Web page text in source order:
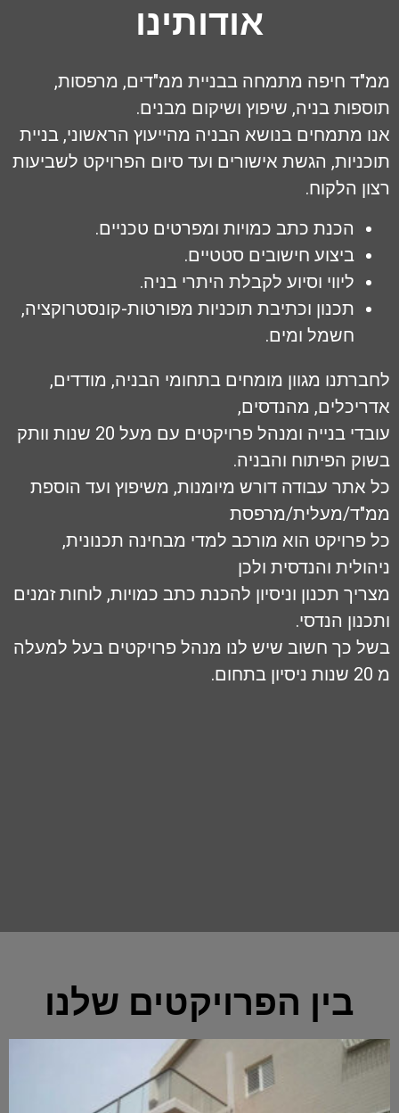
אודותינו
חיפה מתמחה בבניית ממ"דים, מרפסות,
בניה, שיפוץ ושיקום מבנים.
מתמחים בנושא הבניה מהייעוץ הראשוני, בניית
הגשת אישורים ועד סיום הפרויקט לשביעות
הלקוח.
הכנת כתב כמויות ומפרטים טכניים.
ביצוע חישובים סטטיים.
ליווי וסיוע לקבלת היתרי בניה.
תכנון וכתיבת תוכניות מפורטות-קונסטרוקציה,
חשמל ומים.
מגוון מומחים בתחומי הבניה, מודדים,
מהנדסים,
עובדי בנייה ומנהל פרויקטים עם מעל 20 שנות וותק
הפיתוח והבניה.
אתר עבודה דורש מיומנות, משיפוץ ועד הוספת
מעלית/מרפסת
פרויקט הוא מורכב למדי מבחינה תכנונית,
והנדסית ולכן
תכנון וניסיון להכנת כתב כמויות, לוחות זמנים
הנדסי.
כך חשוב שיש לנו מנהל פרויקטים בעל למעלה
בין הפרויקטים שלנו